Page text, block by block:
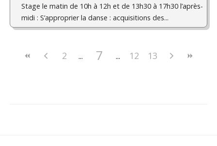
Stage le matin de 10h à 12h et de 13h30 à 17h30 l’après-
midi : S’approprier la danse : acquisitions des...
2 7 12 13